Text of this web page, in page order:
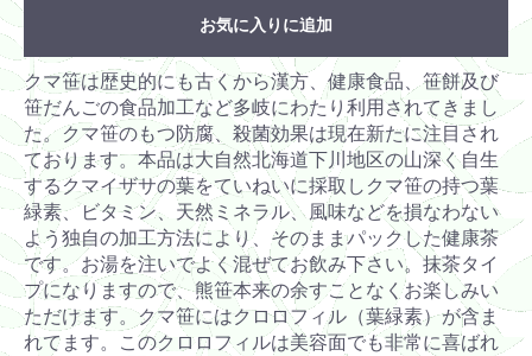
お買い物を続ける カートへ進む
お気に入りに追加
クマ笹は歴史的にも古くから漢方、健康食品、笹餅及び
笹だんごの食品加工など多岐にわたり利用されてきまし
た。クマ笹のもつ防腐、殺菌効果は現在新たに注目され
ております。本品は大自然北海道下川地区の山深く自生
するクマイザサの葉をていねいに採取しクマ笹の持つ葉
緑素、ビタミン、天然ミネラル、風味などを損なわない
よう独自の加工方法により、そのままパックした健康茶
です。お湯を注いでよく混ぜてお飲み下さい。抹茶タイ
プになりますので、熊笹本来の余すことなくお楽しみい
ただけます。クマ笹にはクロロフィル（葉緑素）が含ま
れてます。このクロロフィルは美容面でも非常に喜ばれ